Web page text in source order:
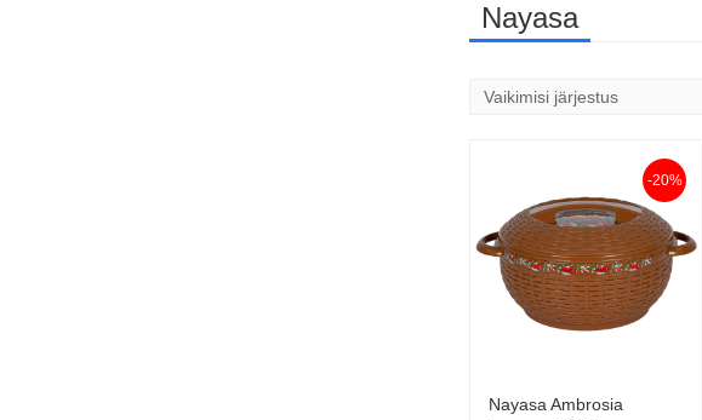
Nayasa
-20%
Lisa korvi
Nayasa Ambrosia